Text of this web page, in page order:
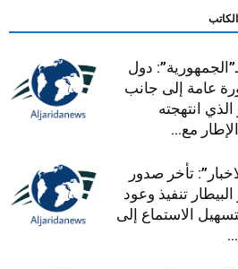
دول
عامة إلى جانب
الذي انتهجته
مع...
تأخر صدور
تنفيذ وعود
الاستماع إلى